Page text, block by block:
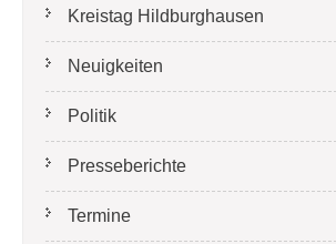
Kreistag Hildburghausen
Neuigkeiten
Politik
Presseberichte
Termine